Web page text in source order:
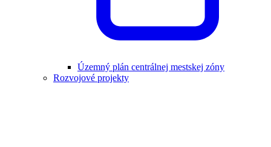
Územný plán centrálnej mestskej zóny
Rozvojové projekty